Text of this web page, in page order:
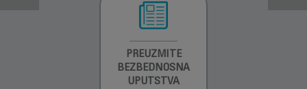
PREUZMITE
BEZBEDNOSNA
UPUTSTVA